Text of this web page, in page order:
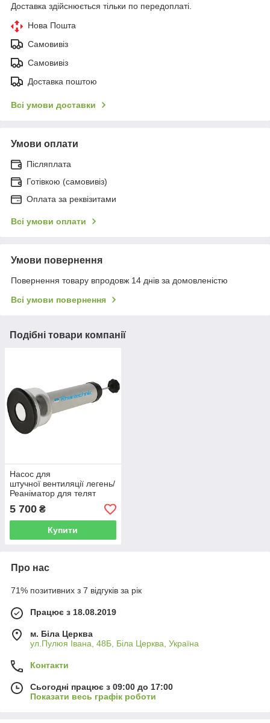
Доставка здійснюється тільки по передоплаті.
Нова Пошта
Самовивіз
Самовивіз
Доставка поштою
Всі умови доставки
Умови оплати
Післяплата
Готівкою (самовивіз)
Оплата за реквізитами
Всі умови оплати
Умови повернення
Повернення товару впродовж 14 днів за домовленістю
Всі умови повернення
Подібні товари компанії
Насос для
штучної вентиляції легень/
Реаніматор для телят
5 700 ₴
Купити
Про нас
71% позитивних з 7 відгуків за рік
Працює з 18.08.2019
м. Біла Церква
ул.Пулюя Івана, 48Б, Біла Церква, Україна
Контакти
Сьогодні працює з 09:00 до 17:00
Показати весь графік роботи